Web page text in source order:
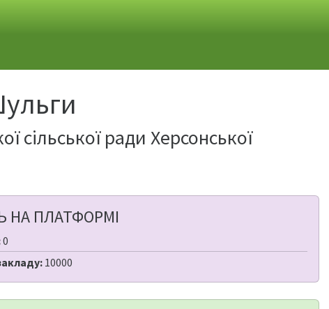
сільської ради Херсонської
НА ПЛАТФОРМІ
0
10000